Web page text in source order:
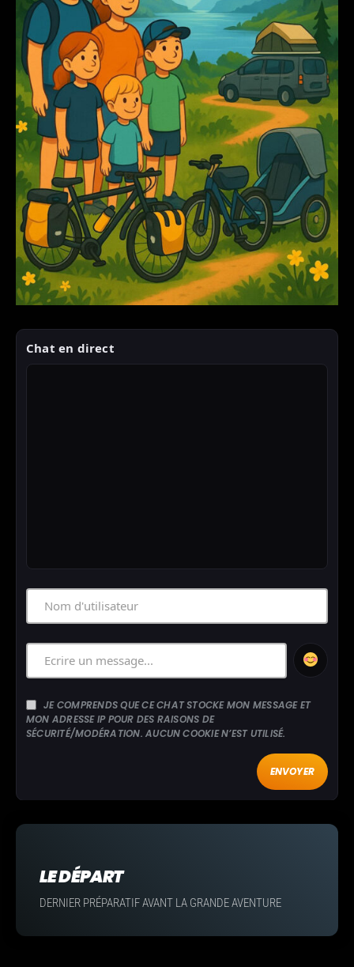
Chat en direct
JE COMPRENDS QUE CE CHAT STOCKE MON MESSAGE ET
MON ADRESSE IP POUR DES RAISONS DE
SÉCURITÉ/MODÉRATION. AUCUN COOKIE N’EST UTILISÉ.
ENVOYER
LE DÉPART
DERNIER PRÉPARATIF AVANT LA GRANDE AVENTURE